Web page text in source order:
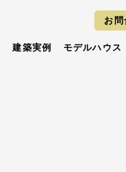
お問
建築実例 モデルハウス